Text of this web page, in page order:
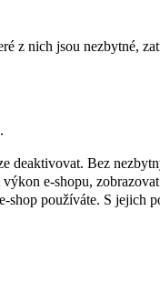
z nich jsou nezbytné,
deaktivovat. Bez
e-shopu,
používáte. S jejich